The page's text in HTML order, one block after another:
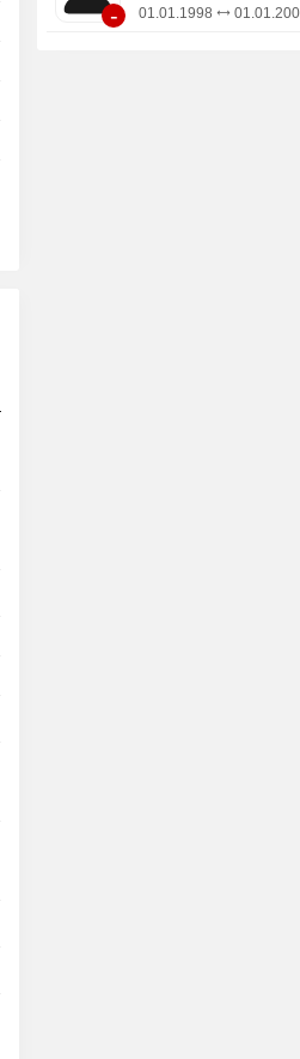
-
01.01.1998